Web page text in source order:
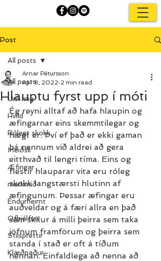
Post
All posts
Um mig
Hvíld
Rólegt skokk
Meiðsli
Æfingar
markmið
Endurheimt
Ofþjálfun
Stílsprettir
Klæðnaður
All posts
Hlauptu fyrst upp í móti
Arnar Pétursson
Apr 8, 2022 2 min read
Ég reyni alltaf að hafa hlaupin og
æfingarnar eins skemmtilegar og
hægt er. Því ef það er ekki gaman
þá nennum við aldrei að gera
eitthvað til lengri tíma. Eins og
flestir hlauparar vita eru róleg
skokk langstærsti hlutinn af
æfingunum. Þessar æfingar eru
auðveldar og á færi allra en það
sem skilur á milli þeirra sem taka
jöfnum framförum og þeirra sem
standa í stað er oft á tíðum
nennan. Einfaldlega að nenna að